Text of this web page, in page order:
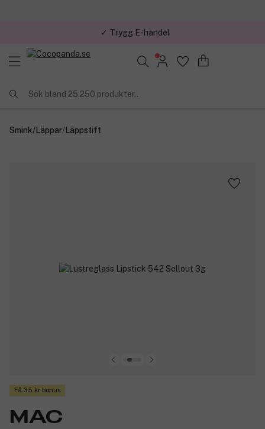
✓ Trygg E-handel
Sök bland 25.250 produkter..
Smink/Läppar/Läppstift
Få 35 kr bonus
MAC